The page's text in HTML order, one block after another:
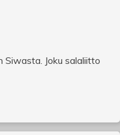
Joku salaliitto